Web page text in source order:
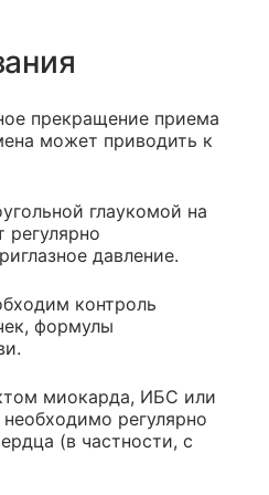
прекращение приема
может приводить к
глаукомой на
регулярно
давление.
контроль
формулы
миокарда, ИБС или
регулярно
(в частности, с